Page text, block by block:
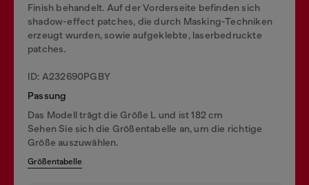
Finish behandelt. Auf der Vorderseite befinden sich
shadow-effect patches, die durch Masking-Techniken
erzeugt wurden, sowie aufgeklebte, laserbedruckte
patches.
ID: A232690PGBY
Passung
Das Modell trägt die Größe L und ist 182 cm
Sehen Sie sich die Größentabelle an, um die richtige
Größe auszuwählen.
Größentabelle